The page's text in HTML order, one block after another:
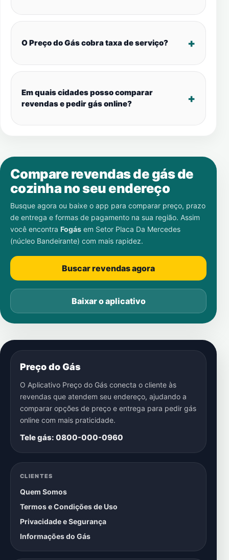
O Preço do Gás cobra taxa de serviço?
Em quais cidades posso comparar
revendas e pedir gás online?
Compare revendas de gás de
cozinha no seu endereço
Busque agora ou baixe o app para comparar preço, prazo
de entrega e formas de pagamento na sua região. Assim
você encontra Fogás em Setor Placa Da Mercedes
(núcleo Bandeirante) com mais rapidez.
Buscar revendas agora
Baixar o aplicativo
Preço do Gás
O Aplicativo Preço do Gás conecta o cliente às
revendas que atendem seu endereço, ajudando a
comparar opções de preço e entrega para pedir gás
online com mais praticidade.
Tele gás: 0800-000-0960
CLIENTES
Quem Somos
Termos e Condições de Uso
Privacidade e Segurança
Informações do Gás